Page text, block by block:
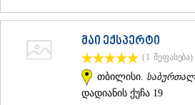
მაი ექსპერტი
(1 შეფასება)
თბილისი.
დადიანის ქუჩა 19